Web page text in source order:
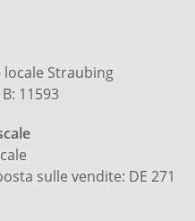
Straubing
11593
sulle vendite: DE 271